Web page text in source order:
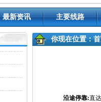
最新资讯 主要线路
你现在位置：
沿途停靠:直达